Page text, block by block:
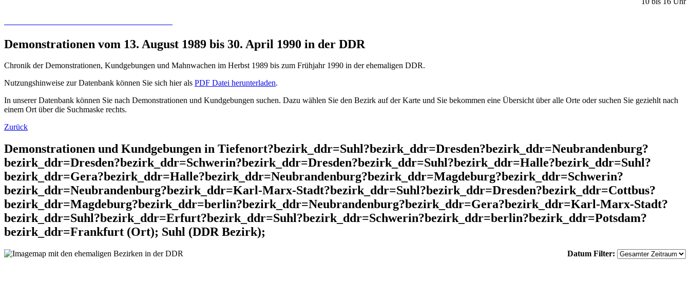
Demonstrationen vom 13. August 1989 bis 30. April 1990 in der DDR
Chronik der Demonstrationen, Kundgebungen und Mahnwachen im Herbst 1989 bis zum Frühjahr 1990 in der ehemaligen DDR.
Nutzungshinweise zur Datenbank können Sie sich hier als PDF Datei herunterladen.
In unserer Datenbank können Sie nach Demonstrationen und Kundgebungen suchen. Dazu wählen Sie den Bezirk auf der Karte und Sie bekommen eine Übersicht über alle Orte oder suchen Sie geziehlt nach
einem Ort über die Suchmaske rechts.
Zurück
Demonstrationen und Kundgebungen in Tiefenort?bezirk_ddr=Suhl?bezirk_ddr=Dresden?bezirk_ddr=Neubrandenburg?
bezirk_ddr=Dresden?bezirk_ddr=Schwerin?bezirk_ddr=Dresden?bezirk_ddr=Suhl?bezirk_ddr=Halle?bezirk_ddr=Suhl?
bezirk_ddr=Gera?bezirk_ddr=Halle?bezirk_ddr=Neubrandenburg?bezirk_ddr=Magdeburg?bezirk_ddr=Schwerin?
bezirk_ddr=Neubrandenburg?bezirk_ddr=Karl-Marx-Stadt?bezirk_ddr=Suhl?bezirk_ddr=Dresden?bezirk_ddr=Cottbus?
bezirk_ddr=Magdeburg?bezirk_ddr=berlin?bezirk_ddr=Neubrandenburg?bezirk_ddr=Gera?bezirk_ddr=Karl-Marx-Stadt?
bezirk_ddr=Suhl?bezirk_ddr=Erfurt?bezirk_ddr=Suhl?bezirk_ddr=Schwerin?bezirk_ddr=berlin?bezirk_ddr=Potsdam?
bezirk_ddr=Frankfurt (Ort); Suhl (DDR Bezirk);
Datum Filter: